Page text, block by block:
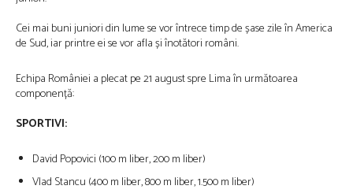
Cei mai buni juniori din lume se vor întrece timp de șase zile în America
de Sud, iar printre ei se vor afla și înotători români.
Echipa României a plecat pe 21 august spre Lima în următoarea
componență:
SPORTIVI:
David Popovici (100 m liber, 200 m liber)
Vlad Stancu (400 m liber, 800 m liber, 1.500 m liber)